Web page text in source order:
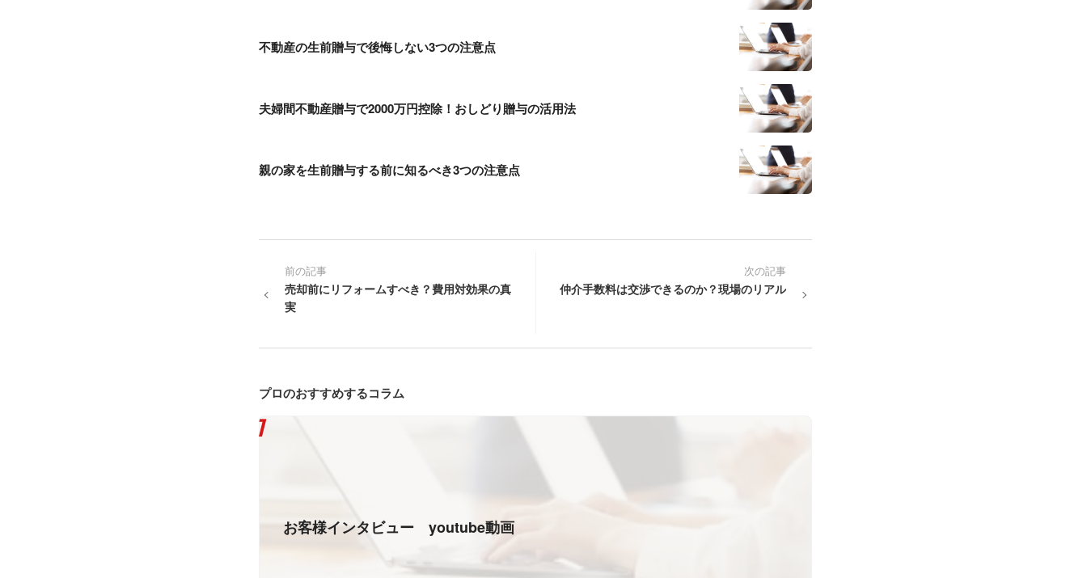
不動産の生前贈与で後悔しない3つの注意点
夫婦間不動産贈与で2000万円控除！おしどり贈与の活用法
親の家を生前贈与する前に知るべき3つの注意点
前の記事
売却前にリフォームすべき？費用対効果の真
実
次の記事
仲介手数料は交渉できるのか？現場のリアル
プロのおすすめするコラム
お客様インタビュー youtube動画